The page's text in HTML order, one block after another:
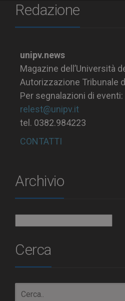
Redazione
unipv.news
Magazine dell’Università
Autorizzazione Tribunale
Per segnalazioni di eventi:
relest@unipv.it
tel. 0382.984223
CONTATTI
Archivio
Cerca